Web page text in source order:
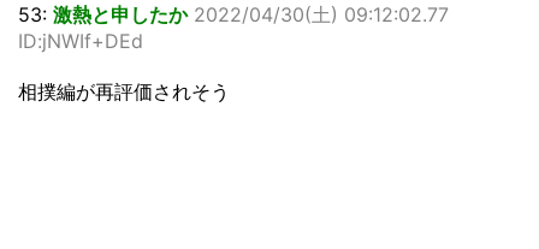
53: 激熱と申したか 2022/04/30(土) 09:12:02.77
ID:jNWIf+DEd
相撲編が再評価されそう